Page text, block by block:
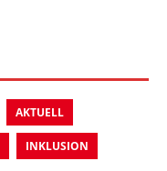
AKTUELL
INKLUSION